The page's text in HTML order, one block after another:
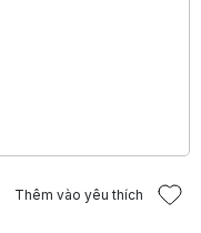
Thêm vào yêu thích